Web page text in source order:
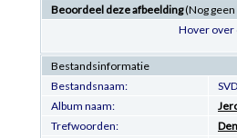
Beoordeel deze afbeelding(Nog
Hover over
Bestandsinformatie
Bestandsnaam:
Album naam:
Trefwoorden:
Den